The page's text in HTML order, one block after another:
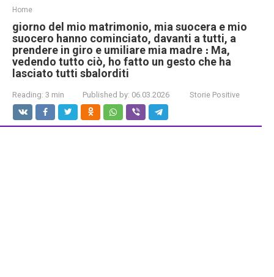
Home
giorno del mio matrimonio, mia suocera e mio
suocero hanno cominciato, davanti a tutti, a
prendere in giro e umiliare mia madre ։ Ma,
vedendo tutto ciò, ho fatto un gesto che ha
lasciato tutti sbalorditi
Reading: 3 min Published by: 06.03.2026 Storie Positive